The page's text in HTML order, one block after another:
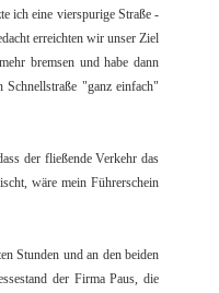
ich eine vierspurige Straße -
erreichten wir unser Ziel
bremsen und habe dann
"ganz einfach"
der fließende Verkehr das
wäre mein Führerschein
Stunden und an den beiden
der Firma Paus, die